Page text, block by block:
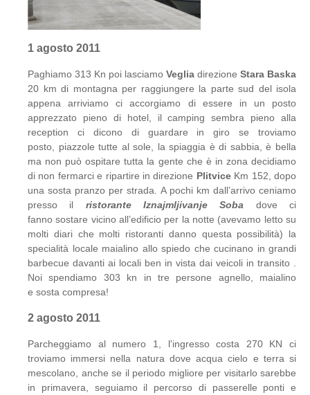
1 agosto 2011
Paghiamo 313 Kn poi lasciamo Veglia direzione Stara Baska
20 km di montagna per raggiungere la parte sud del isola
appena arriviamo ci accorgiamo di essere in un posto
apprezzato pieno di hotel, il camping sembra pieno alla
reception ci dicono di guardare in giro se troviamo
posto, piazzole tutte al sole, la spiaggia è di sabbia, è bella
ma non può ospitare tutta la gente che è in zona decidiamo
di non fermarci e ripartire in direzione PlitviceKm 152, dopo
una sosta pranzo per strada. A pochi km dall’arrivo ceniamo
presso il ristorante Iznajmljivanje Soba dove ci
fanno sostare vicino all’edificio per la notte (avevamo letto su
molti diari che molti ristoranti danno questa possibilità) la
specialità locale maialino allo spiedo che cucinano in grandi
barbecue davanti ai locali ben in vista dai veicoli in transito .
Noi spendiamo 303 kn in tre persone agnello, maialino
e sosta compresa!
2 agosto 2011
Parcheggiamo al numero 1, l'ingresso costa 270 KN ci
troviamo immersi nella natura dove acqua cielo e terra si
mescolano, anche se il periodo migliore per visitarlo sarebbe
in primavera, seguiamo il percorso di passerelle ponti e